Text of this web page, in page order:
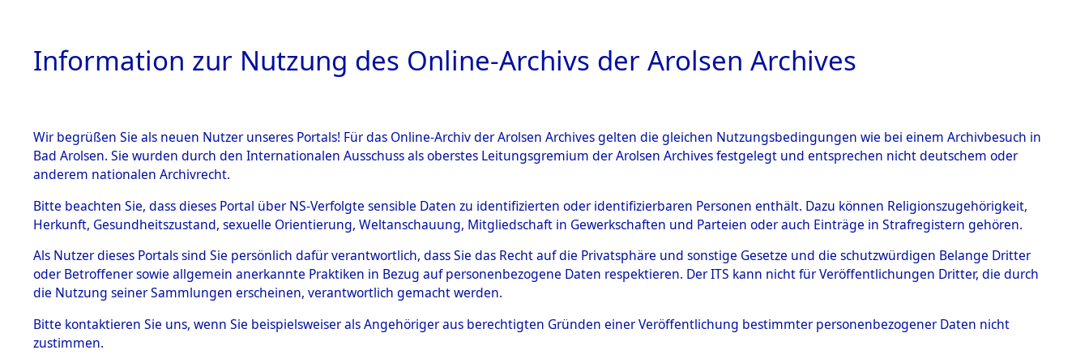
HOME BESTANDSBESCHREIBUNG ARCHIVALE ÜBERSICHT BILD
BESTÄNDE
Inhaftierungsdoku
mente
5. Verschiedenes
Todesmärsche
5.3.1 Alliierte
Ermittlungen zu den Orten Kemnath - Muschenried.→0002
(84604327)→0151 (84604478)
0151 (84604478)
Information zur Nutzung des Online-Archivs der Arolsen Archives
Wir begrüßen Sie als neuen Nutzer unseres Portals! Für das Online-Archiv der Arolsen Archives gelten die gleichen Nutzungsbedingungen wie bei einem Archivbesuch in
Bad Arolsen. Sie wurden durch den Internationalen Ausschuss als oberstes Leitungsgremium der Arolsen Archives festgelegt und entsprechen nicht deutschem oder
anderem nationalen Archivrecht.
Bitte beachten Sie, dass dieses Portal über NS-Verfolgte sensible Daten zu identifizierten oder identifizierbaren Personen enthält. Dazu können Religionszugehörigkeit,
Herkunft, Gesundheitszustand, sexuelle Orientierung, Weltanschauung, Mitgliedschaft in Gewerkschaften und Parteien oder auch Einträge in Strafregistern gehören.
Als Nutzer dieses Portals sind Sie persönlich dafür verantwortlich, dass Sie das Recht auf die Privatsphäre und sonstige Gesetze und die schutzwürdigen Belange Dritter
oder Betroffener sowie allgemein anerkannte Praktiken in Bezug auf personenbezogene Daten respektieren. Der ITS kann nicht für Veröffentlichungen Dritter, die durch
die Nutzung seiner Sammlungen erscheinen, verantwortlich gemacht werden.
Bitte kontaktieren Sie uns, wenn Sie beispielsweiser als Angehöriger aus berechtigten Gründen einer Veröffentlichung bestimmter personenbezogener Daten nicht
zustimmen.